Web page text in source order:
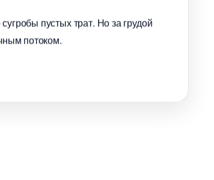
пустых трат. Но за грудой
потоком.